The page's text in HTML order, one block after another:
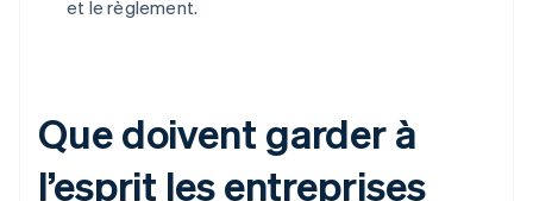
et le règlement.
Que doivent garder à
l’esprit les entreprises